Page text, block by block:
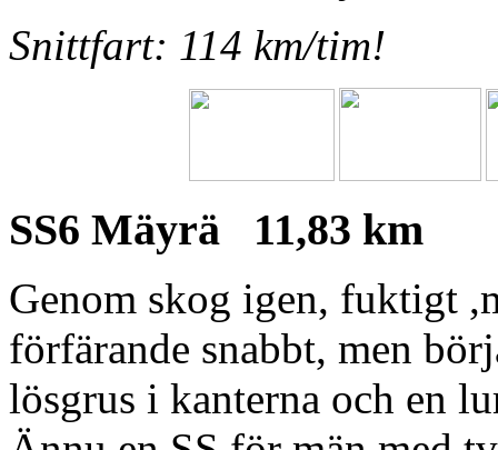
Snittfart: 114 km/tim!
SS6 Mäyrä 11,83 km
Genom skog igen, fuktigt
förfärande snabbt, men
lösgrus i kanterna och en